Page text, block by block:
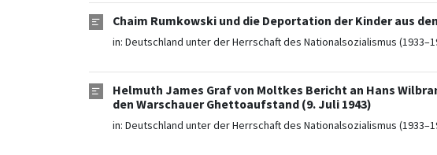
Chaim Rumkowski und die Deportation der Kinder aus
in: Deutschland unter der Herrschaft des Nationalsozialismus
Helmuth James Graf von Moltkes Bericht an Hans
den Warschauer Ghettoaufstand (9. Juli 1943)
in: Deutschland unter der Herrschaft des Nationalsozialismus